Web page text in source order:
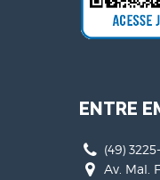
ENTRE
(49)
Av. Mal.